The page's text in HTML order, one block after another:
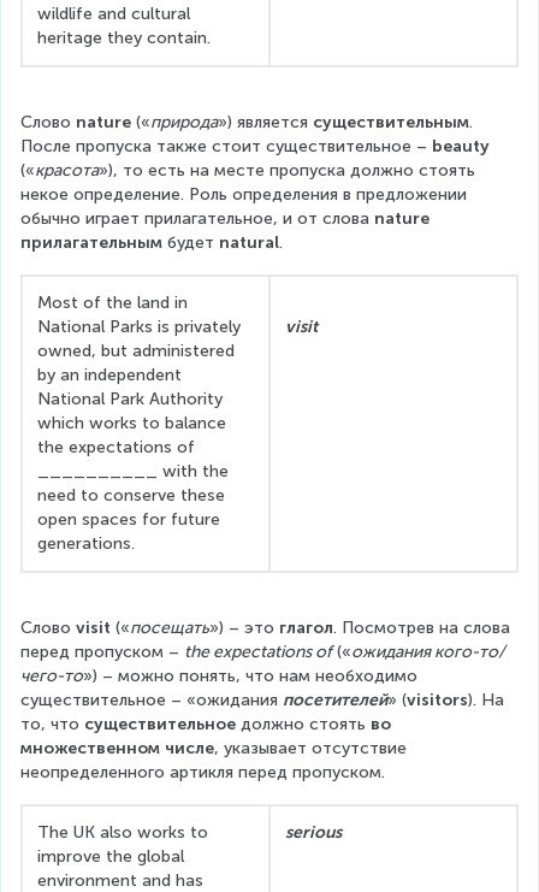
wildlife and cultural
heritage they contain.
Слово nature («природа») является существительным.
После пропуска также стоит существительное – beauty
(«красота»), то есть на месте пропуска должно стоять
некое определение. Роль определения в предложении
обычно играет прилагательное, и от слова nature
прилагательным будет natural.
Most of the land in
National Parks is privately
owned, but administered
by an independent
National Park Authority
which works to balance
the expectations of
__________ with the
need to conserve these
open spaces for future
generations.
visit
Слово visit («посещать») – это глагол. Посмотрев на слова
перед пропуском – the expectations of («ожидания кого-то/
чего-то») – можно понять, что нам необходимо
существительное – «ожидания посетителей» (visitors). На
то, что существительное должно стоять во
множественном числе, указывает отсутствие
неопределенного артикля перед пропуском.
The UK also works to
improve the global
environment and has
serious